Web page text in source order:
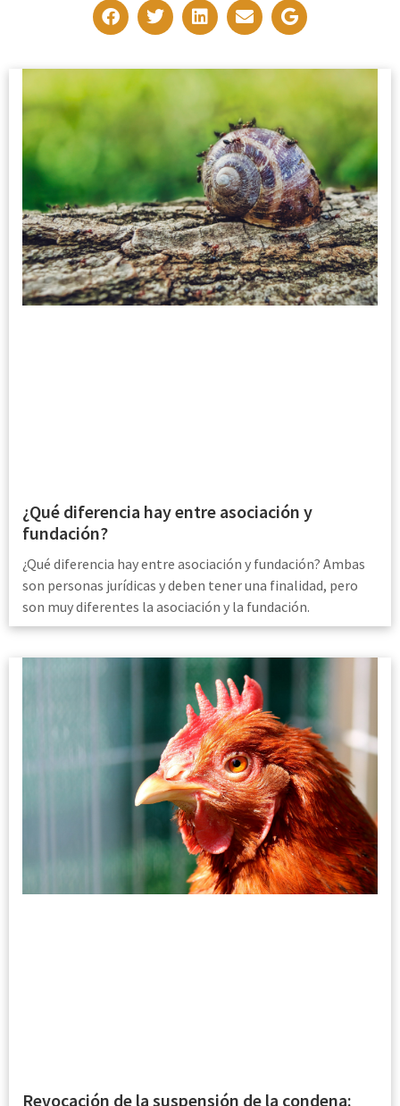
¿Qué diferencia hay entre asociación y
fundación?
¿Qué diferencia hay entre asociación y fundación? Ambas
son personas jurídicas y deben tener una finalidad, pero
son muy diferentes la asociación y la fundación.
Revocación de la suspensión de la condena: